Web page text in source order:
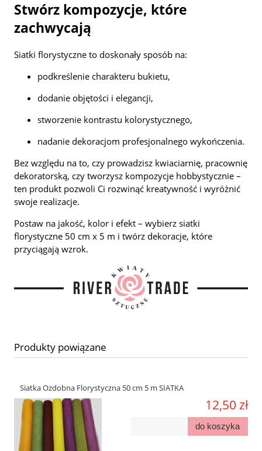
Stwórz kompozycje, które
zachwycają
Siatki florystyczne to doskonały sposób na:
podkreślenie charakteru bukietu,
dodanie objętości i elegancji,
stworzenie kontrastu kolorystycznego,
nadanie dekoracjom profesjonalnego wykończenia.
Bez względu na to, czy prowadzisz kwiaciarnię, pracownię
dekoratorską, czy tworzysz kompozycje hobbystycznie –
ten produkt pozwoli Ci rozwinąć kreatywność i wyróżnić
swoje realizacje.
Postaw na jakość, kolor i efekt – wybierz siatki
florystyczne 50 cm x 5 m i twórz dekoracje, które
przyciągają wzrok.
Produkty powiązane
Siatka Ozdobna Florystyczna 50 cm 5 m SIATKA
12,50 zł
do koszyka